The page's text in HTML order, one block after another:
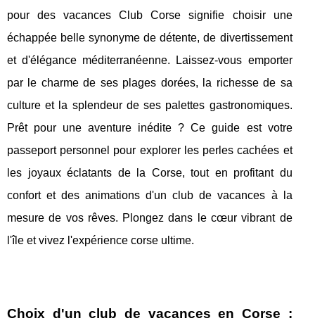
pour des vacances Club Corse signifie choisir une
échappée belle synonyme de détente, de divertissement
et d'élégance méditerranéenne. Laissez-vous emporter
par le charme de ses plages dorées, la richesse de sa
culture et la splendeur de ses palettes gastronomiques.
Prêt pour une aventure inédite ? Ce guide est votre
passeport personnel pour explorer les perles cachées et
les joyaux éclatants de la Corse, tout en profitant du
confort et des animations d'un club de vacances à la
mesure de vos rêves. Plongez dans le cœur vibrant de
l'île et vivez l'expérience corse ultime.
Choix d'un club de vacances en Corse :